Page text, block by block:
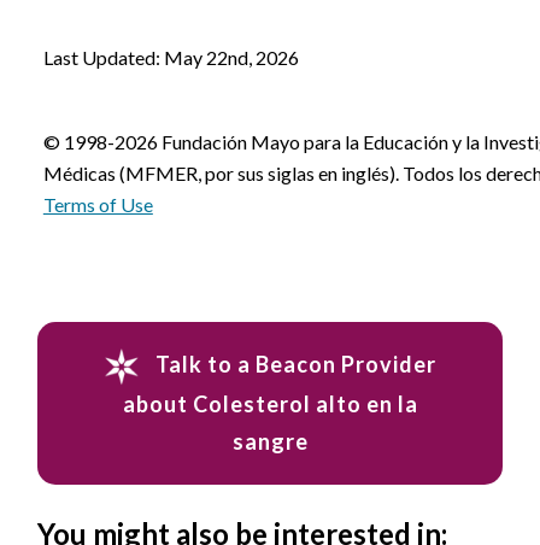
Last Updated: May 22nd, 2026
© 1998-2026 Fundación Mayo para la Educación y la
Médicas (MFMER, por sus siglas en inglés). Todos los
Terms of Use
Talk to a Beacon Provider
about Colesterol alto en la
sangre
You might also be interested in: